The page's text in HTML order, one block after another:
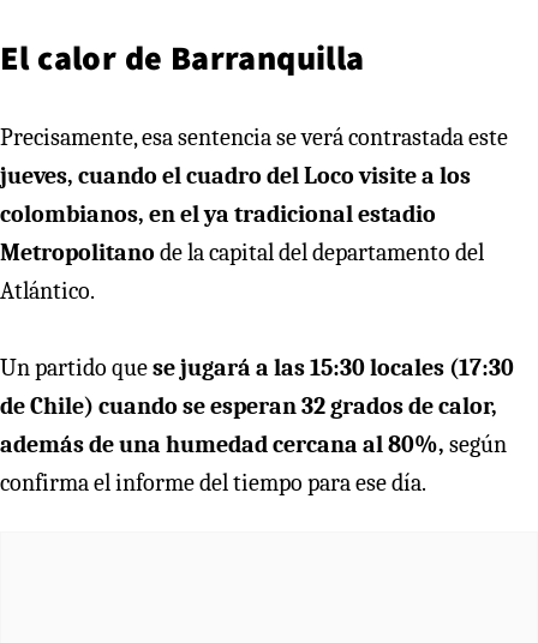
El calor de Barranquilla
Precisamente, esa sentencia se verá contrastada este
jueves, cuando el cuadro del Loco visite a los
colombianos, en el ya tradicional estadio
Metropolitano de la capital del departamento del
Atlántico.
Un partido quese jugará a las 15:30 locales (17:30
de Chile) cuando se esperan 32 grados de calor,
además de una humedad cercana al 80%, según
confirma el informe del tiempo para ese día.